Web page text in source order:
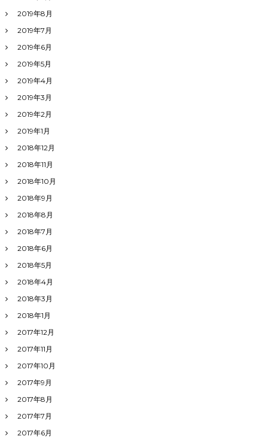
2019年8月
2019年7月
2019年6月
2019年5月
2019年4月
2019年3月
2019年2月
2019年1月
2018年12月
2018年11月
2018年10月
2018年9月
2018年8月
2018年7月
2018年6月
2018年5月
2018年4月
2018年3月
2018年1月
2017年12月
2017年11月
2017年10月
2017年9月
2017年8月
2017年7月
2017年6月